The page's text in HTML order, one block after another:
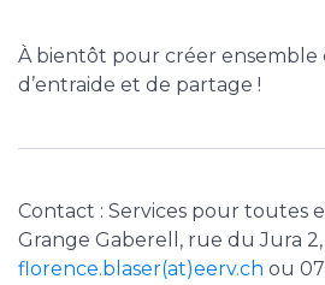
À bientôt pour créer ensemble
d’entraide et de partage !
Contact : Services pour toutes
Grange Gaberell, rue du Jura
florence.blaser(at)eerv.ch ou